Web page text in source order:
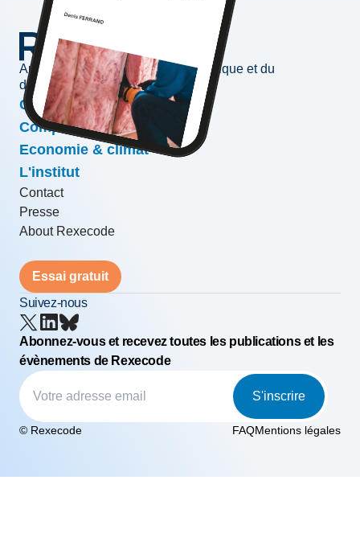
Au service de l'information économique et du
développement des entreprises
Conjoncture & prévisions
Compétitivité & croissance
Economie & climat
L'institut
Contact
Presse
About Rexecode
Essai gratuit
Suivez-nous
Abonnez-vous et recevez toutes les publications et les
évènements de Rexecode
S'inscrire
© Rexecode FAQMentions légales